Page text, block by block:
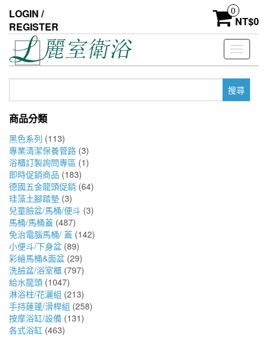
the
content
LOGIN /
REGISTER
0
NT$0
Toggle
鍵
商品分類
黑色系列 (113)
專業清潔保養管路 (3)
浴櫃訂製詢問專區 (1)
即時促銷商品 (183)
德國五金龍頭促銷 (64)
珪藻土腳踏墊 (3)
兒童臉盆/馬桶/便斗 (3)
馬桶/馬桶蓋 (487)
免治電腦馬桶/ 蓋 (142)
小便斗/下身盆 (89)
彩繪馬桶&面盆 (29)
洗臉盆/浴室櫃 (797)
給水龍頭 (1047)
淋浴柱/花灑組 (213)
手持蓮蓬/滑桿組 (258)
按摩浴缸/設備 (131)
各式浴缸 (463)